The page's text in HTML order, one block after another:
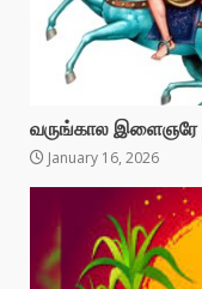
வருங்கால இளைஞரே
January 16, 2026